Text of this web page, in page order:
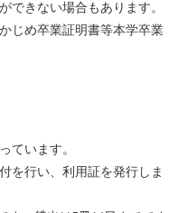
できない場合もあります。
じめ卒業証明書等本学卒業
ています。
を行い、利用証を発行しま